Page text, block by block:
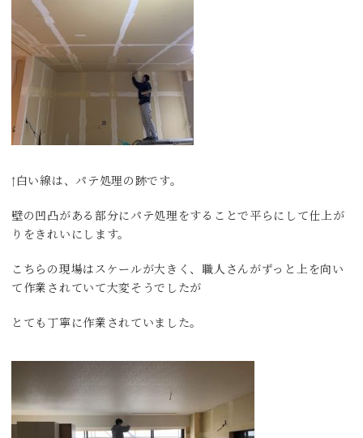
↑白い線は、パテ処理の跡です。
壁の凹凸がある部分にパテ処理をすることで平らにして仕上が
りをきれいにします。
こちらの現場はスケールが大きく、職人さんがずっと上を向い
て作業されていて大変そうでしたが
とても丁寧に作業されていました。